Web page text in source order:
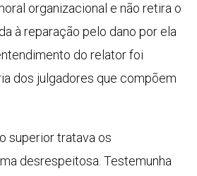
organizacional e não retira o
à reparação pelo dano por ela
do relator foi
dos julgadores que compõem
superior tratava os
desrespeitosa. Testemunha